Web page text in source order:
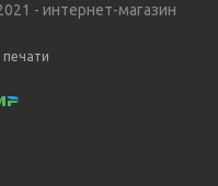
- интернет-магазин
печати